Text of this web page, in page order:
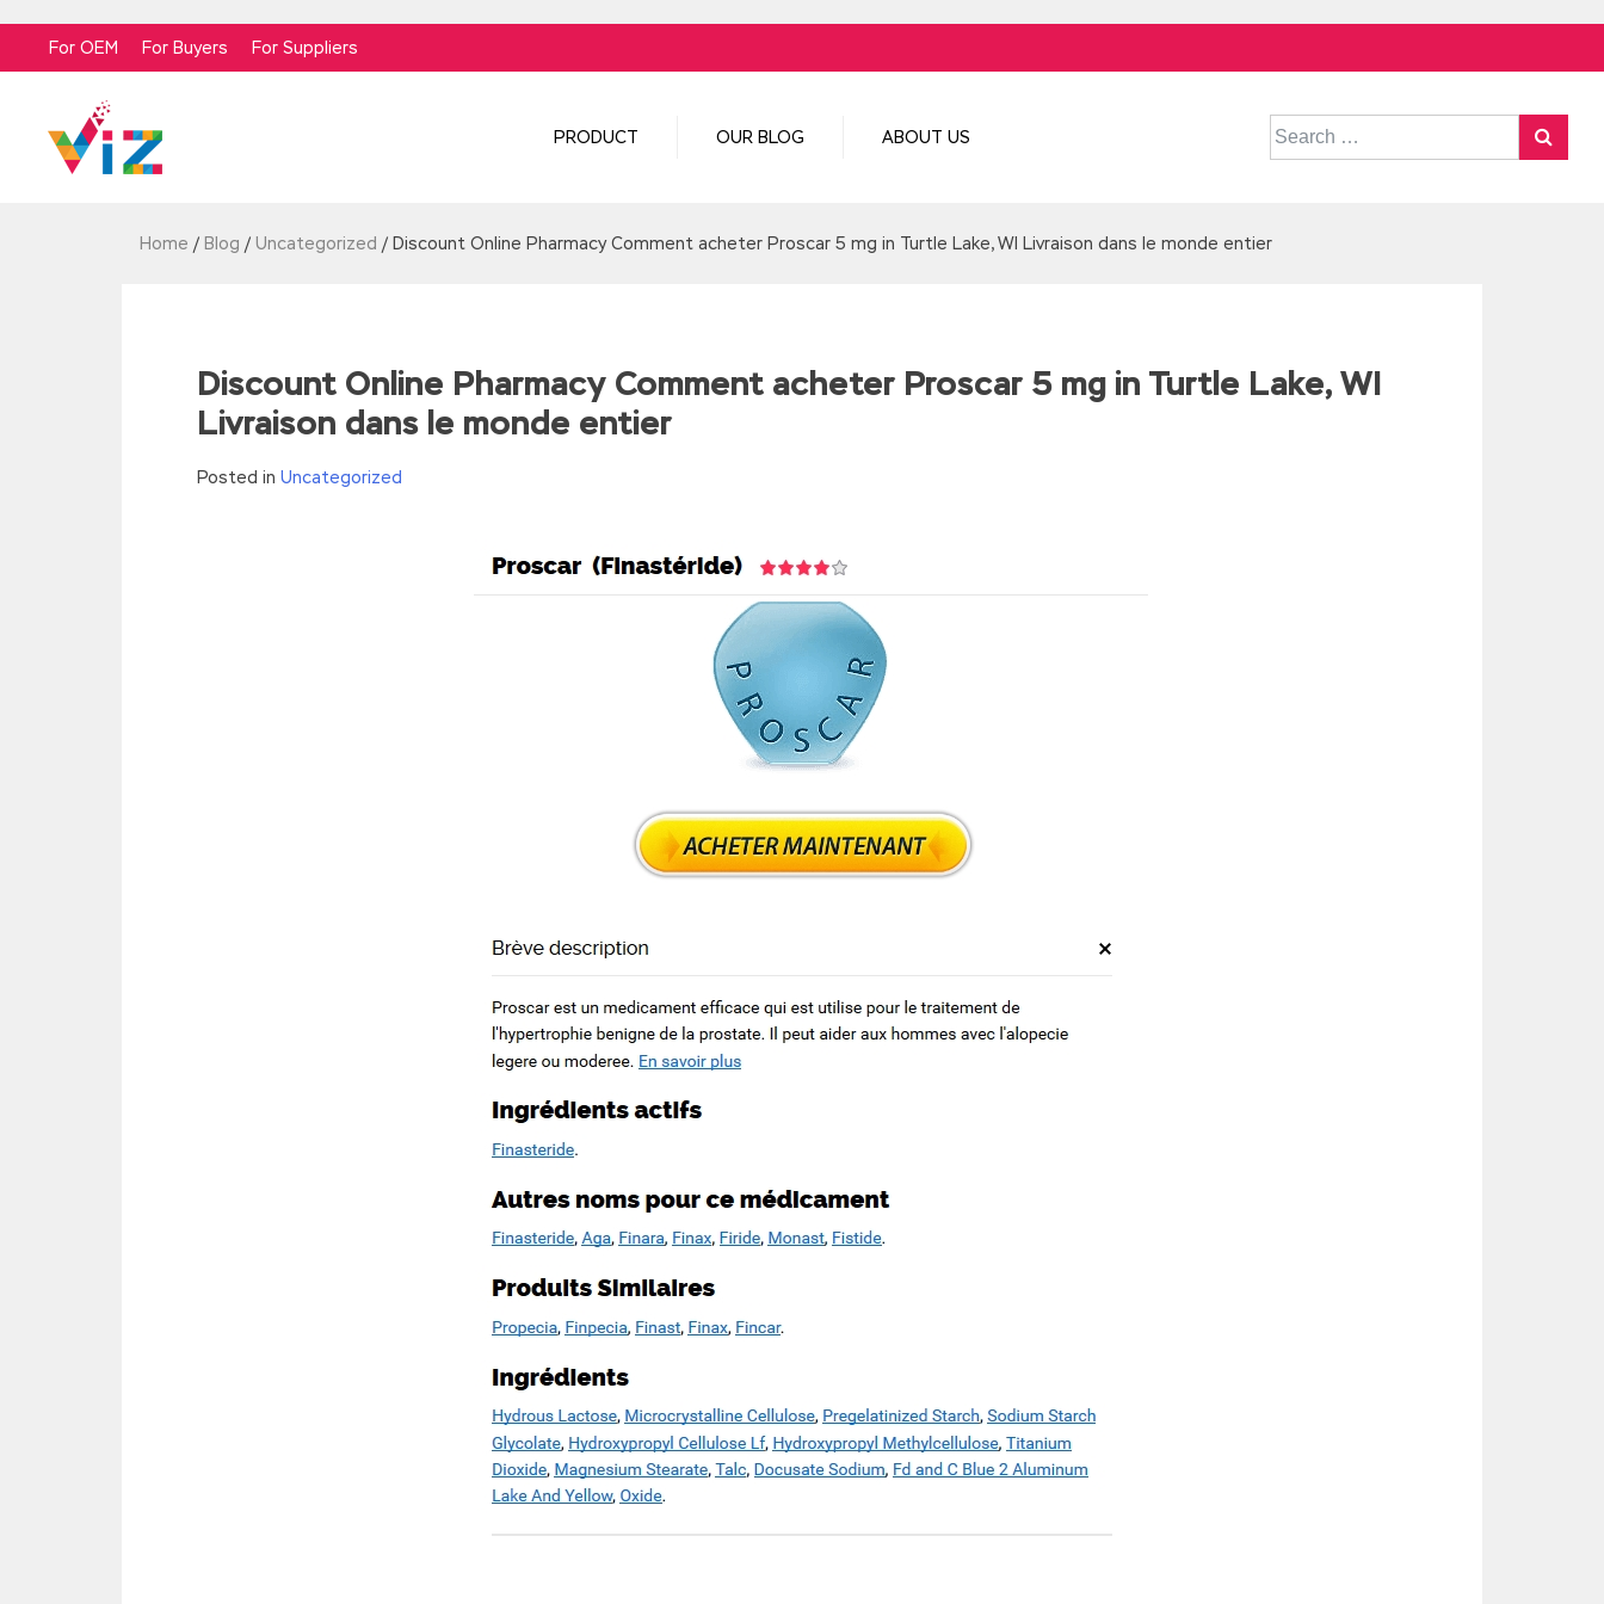
For OEM For Buyers For Suppliers
PRODUCT OUR BLOG ABOUT US
Search
for:
Home / Blog / Uncategorized / Discount Online Pharmacy Comment acheter Proscar 5 mg in Turtle Lake, WI Livraison dans le monde entier
Discount Online Pharmacy Comment acheter Proscar 5 mg in Turtle Lake, WI
Livraison dans le monde entier
Posted in Uncategorized